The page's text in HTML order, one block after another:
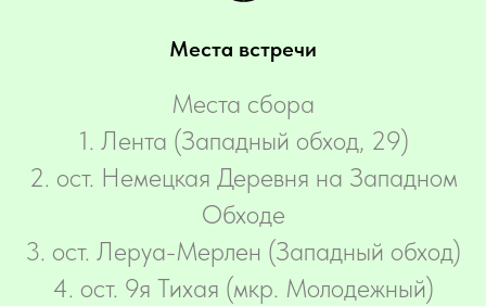
Места встречи
Места сбора
‌1. Лента (Западный обход, 29)
2. ост. Немецкая Деревня на Западном
Обходе
3. ост. Леруа-Мерлен (Западный обход)
4. ост. 9я Тихая (мкр. Молодежный)